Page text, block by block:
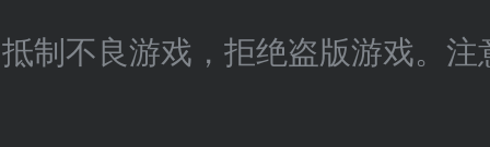
抵制不良游戏，拒绝盗版游戏。